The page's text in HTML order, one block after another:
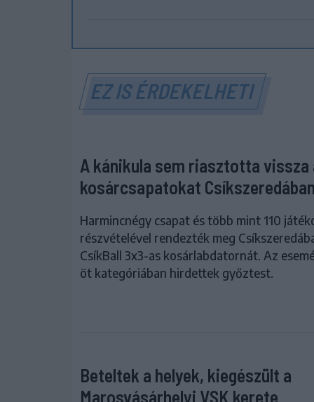
EZ IS ÉRDEKELHETI
A kánikula sem riasztotta vissza
kosárcsapatokat Csíkszeredában
Harmincnégy csapat és több mint 110
részvételével rendezték meg
CsíkBall 3x3-as kosárlabdatornát. Az
öt kategóriában hirdettek győztest.
Beteltek a helyek, kiegészült a
Marosvásárhelyi VSK kerete